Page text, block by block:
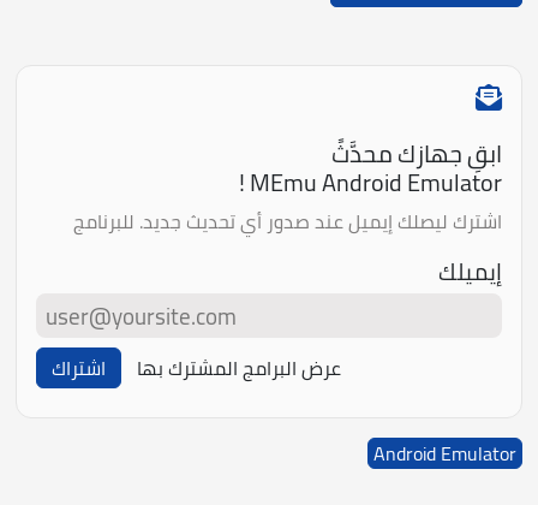
ابقِ جهازك محدَّثً
MEmu Android Emulator !
اشترك ليصلك إيميل عند صدور أي تحديث جديد. للبرنامج
إيميلك
عرض البرامج المشترك بها اشتراك
Android Emulator